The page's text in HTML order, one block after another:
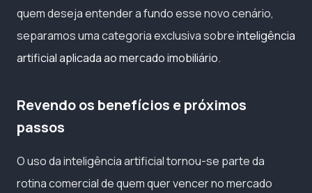
quem deseja entender a fundo esse novo cenário,
separamos uma categoria exclusiva sobreinteligência
artificial aplicada ao mercado imobiliário.
Revendo os benefícios e próximos
passos
O uso da inteligência artificial tornou-se parte da
rotina comercial de quem quer vencer no mercado